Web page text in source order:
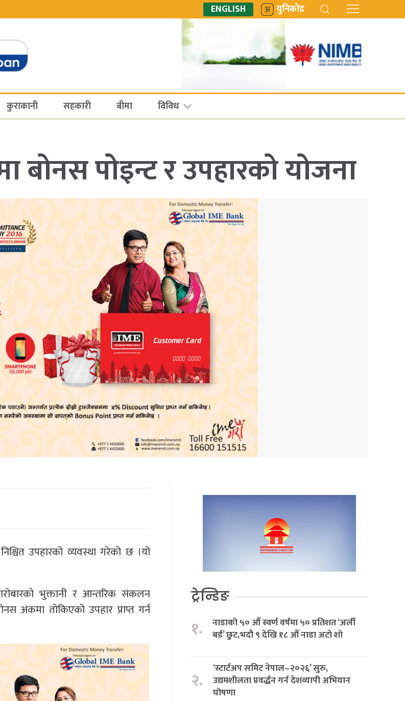
ENGLISH युनिकोड
कुराकानी सहकारी बीमा विविध
बोनस पोइन्ट र उपहारको योजना
उपहारको व्यवस्था गरेको छ ।यो
भुक्तानी र आन्तरिक संकलन
अंकमा तोकिएको उपहार प्राप्त गर्न
ट्रेन्डिङ
१.
नाडाको ५० औँ स्वर्ण वर्षमा ५० प्रतिशत ‘अर्ली
बर्ड’ छुट,भदौ ९ देखि १८ औँ नाडा अटो शो
२.
‘स्टार्टअप समिट नेपाल–२०२६’ सुरु,
उद्यमशीलता प्रवर्द्धन गर्न देशव्यापी अभियान
घोषणा